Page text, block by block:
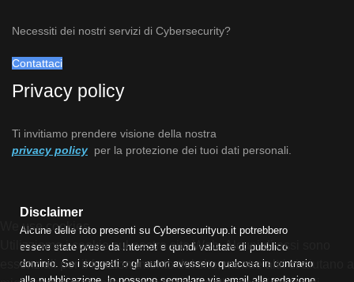
Necessiti dei nostri servizi di Cybersecurity?
Contattaci
Privacy policy
Ti invitiamo prendere visione della nostra
privacy policy per la protezione dei tuoi dati personali.
Disclaimer
Alcune delle foto presenti su Cybersecurityup.it potrebbero
essere state prese da Internet e quindi valutate di pubblico
dominio. Se i soggetti o gli autori avessero qualcosa in contrario
We use cookies
Utilizziamo i cookie sul nostro sito Web. Alcuni di essi sono
essenziali per il funzionamento del sito, mentre altri ci aiutano a